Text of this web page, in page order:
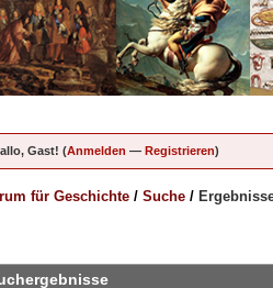
Gast! (Anmelden — Registrieren)
für Geschichte / Suche /